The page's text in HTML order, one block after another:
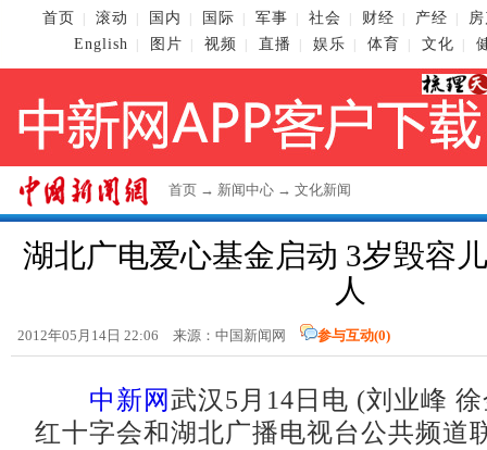
首页 滚动 国内 国际 军事 社会 财经 产经
English
图片 视频 直播 娱乐 体育 文化
首页 → 新闻中心 → 文化新闻
湖北广电爱心基金启动 3岁毁容
人
2012年05月14日 22:06 来源： 中国新闻网 参与互动(0)
中新网 武汉5月14日电 (刘业峰
红十字会和湖北广播电视台公共频道